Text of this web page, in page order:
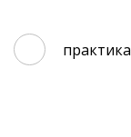
практика